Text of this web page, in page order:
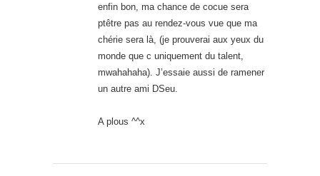
enfin bon, ma chance de cocue sera
ptêtre pas au rendez-vous vue que ma
chérie sera là, (je prouverai aux yeux du
monde que c uniquement du talent,
mwahahaha). J’essaie aussi de ramener
un autre ami DSeu.
A plous ^^x